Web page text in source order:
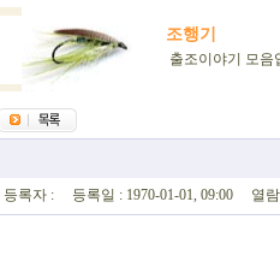
조행기
출조이야기 모음
등록자 : 등록일 : 1970-01-01, 09:00 열